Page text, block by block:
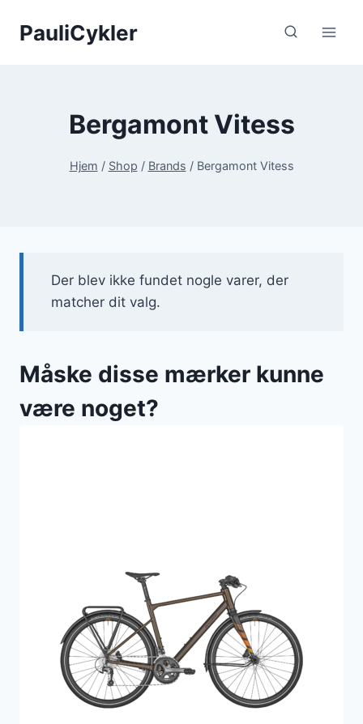
PauliCykler
Bergamont Vitess
Hjem / Shop / Brands / Bergamont Vitess
Der blev ikke fundet nogle varer, der
matcher dit valg.
Måske disse mærker kunne
være noget?